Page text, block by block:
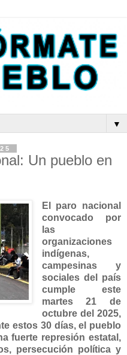
▼
Un pueblo en
El paro nacional
convocado por
las
organizaciones
indígenas,
campesinas y
sociales del país
cumple este
martes 21 de
octubre del 2025,
estos 30 días, el pueblo
fuerte represión estatal,
persecución política y